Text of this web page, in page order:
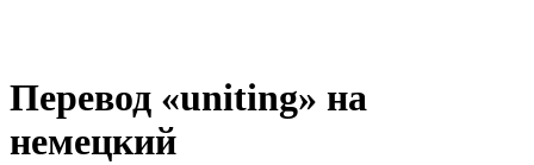
Перевод «uniting» на
немецкий